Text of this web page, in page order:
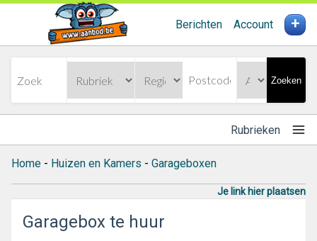
Berichten Account +
Zoeken
Rubrieken
Home - Huizen en Kamers - Garageboxen
Je link hier plaatsen
Garagebox te huur